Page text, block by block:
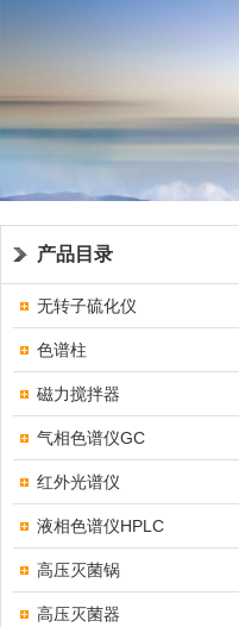
产品目录
无转子硫化仪
色谱柱
磁力搅拌器
气相色谱仪GC
红外光谱仪
液相色谱仪HPLC
高压灭菌锅
高压灭菌器